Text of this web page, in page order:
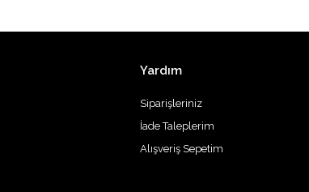
Yardım
Siparişleriniz
İade Taleplerim
Alışveriş Sepetim